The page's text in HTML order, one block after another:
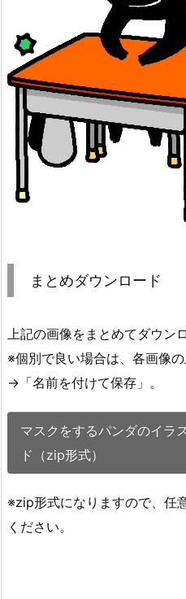
まとめダウンロード
上記の画像をまとめてダウン
※個別で良い場合は、各画像
→「名前を付けて保存」。
マスクをするパンダのイラ
ド（zip形式）
※zip形式になりますので、任
ください。